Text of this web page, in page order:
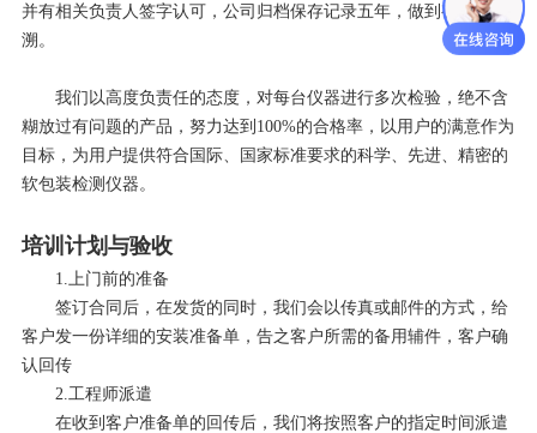
并有相关负责人签字认可，公司归档保存记录五年，做到有源可
溯。
我们以高度负责任的态度，对每台仪器进行多次检验，绝不含
糊放过有问题的产品，努力达到100%的合格率，以用户的满意作为
目标，为用户提供符合国际、国家标准要求的科学、先进、精密的
软包装检测仪器。
培训计划与验收
1.上门前的准备
签订合同后，在发货的同时，我们会以传真或邮件的方式，给
客户发一份详细的安装准备单，告之客户所需的备用辅件，客户确
认回传
2.工程师派遣
在收到客户准备单的回传后，我们将按照客户的指定时间派遣